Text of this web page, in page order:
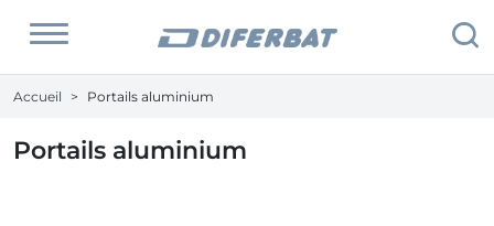
Accueil Portails aluminium
Portails aluminium